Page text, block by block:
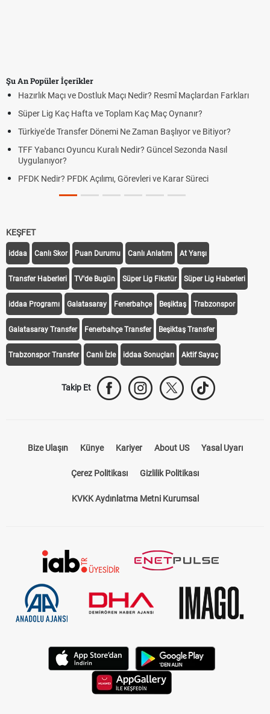
Şu An Popüler İçerikler
Hazırlık Maçı ve Dostluk Maçı Nedir? Resmî Maçlardan Farkları
Süper Lig Kaç Hafta ve Toplam Kaç Maç Oynanır?
Türkiye'de Transfer Dönemi Ne Zaman Başlıyor ve Bitiyor?
TFF Yabancı Oyuncu Kuralı Nedir? Güncel Sezonda Nasıl
Uygulanıyor?
PFDK Nedir? PFDK Açılımı, Görevleri ve Karar Süreci
KEŞFET
iddaa Canlı Skor Puan Durumu Canlı Anlatım At Yarışı
Transfer Haberleri TV'de Bugün Süper Lig Fikstür Süper Lig Haberleri
iddaa Programı Galatasaray Fenerbahçe Beşiktaş Trabzonspor
Galatasaray Transfer Fenerbahçe Transfer Beşiktaş Transfer
Trabzonspor Transfer Canlı İzle iddaa Sonuçları Aktif Sayaç
Takip Et
Bize Ulaşın Künye Kariyer About US Yasal Uyarı
Çerez Politikası Gizlilik Politikası
KVKK Aydınlatma Metni Kurumsal